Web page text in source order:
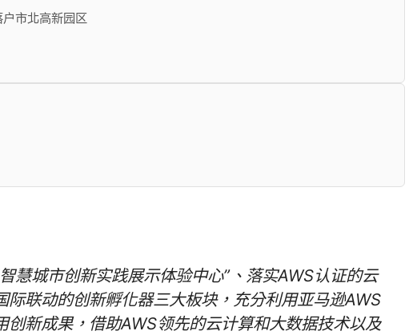
市北高新园区
慧城市创新实践展示体验中心”、落实AWS认证的云
际联动的创新孵化器三大板块，充分利用亚马逊AWS
创新成果，借助AWS领先的云计算和大数据技术以及